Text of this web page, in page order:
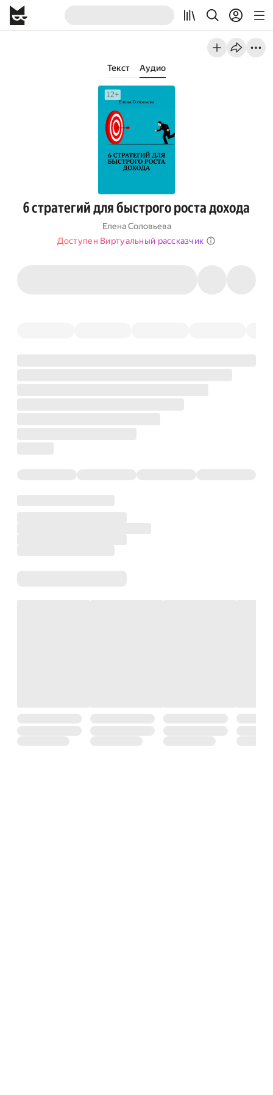
Текст Аудио
6 стратегий для быстрого роста дохода
Елена Соловьева
Доступен Виртуальный рассказчик